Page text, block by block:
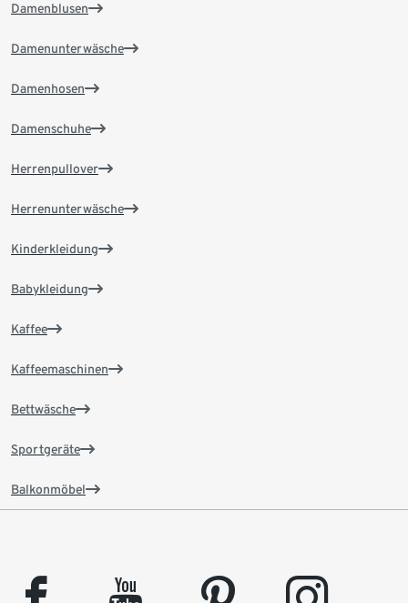
Damenblusen
Damenunterwäsche
Damenhosen
Damenschuhe
Herrenpullover
Herrenunterwäsche
Kinderkleidung
Babykleidung
Kaffee
Kaffeemaschinen
Bettwäsche
Sportgeräte
Balkonmöbel